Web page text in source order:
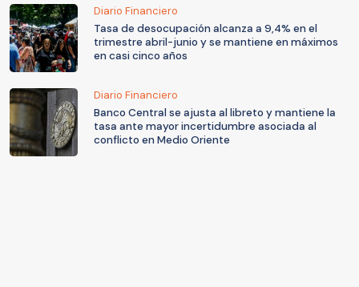
Diario Financiero
Tasa de desocupación alcanza a 9,4% en el
trimestre abril-junio y se mantiene en máximos
en casi cinco años
Diario Financiero
Banco Central se ajusta al libreto y mantiene la
tasa ante mayor incertidumbre asociada al
conflicto en Medio Oriente